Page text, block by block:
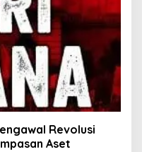
Revolusi
Aset